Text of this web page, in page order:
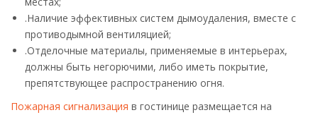
.Наличие эффективных систем дымоудаления, вместе с
противодымной вентиляцией;
.Отделочные материалы, применяемые в интерьерах,
должны быть негорючими, либо иметь покрытие,
препятствующее распространению огня.
Пожарная сигнализация в гостинице размещается на